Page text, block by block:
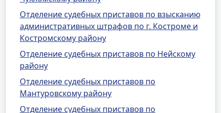
Отделение судебных приставов по взысканию
административных штрафов по г. Костроме и
Костромскому району
Отделение судебных приставов по Нейскому
району
Отделение судебных приставов по
Мантуровскому району
Отделение судебных приставов по